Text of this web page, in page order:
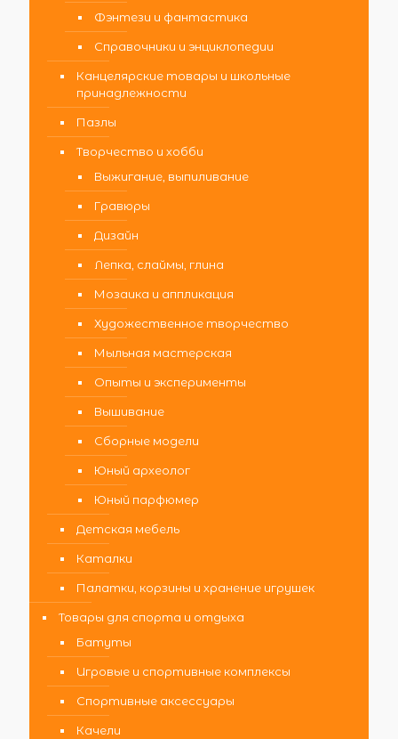
Фэнтези и фантастика
Справочники и энциклопедии
Канцелярские товары и школьные
принадлежности
Пазлы
Творчество и хобби
Выжигание, выпиливание
Гравюры
Дизайн
Лепка, слаймы, глина
Мозаика и аппликация
Художественное творчество
Мыльная мастерская
Опыты и эксперименты
Вышивание
Сборные модели
Юный археолог
Юный парфюмер
Детская мебель
Каталки
Палатки, корзины и хранение игрушек
Товары для спорта и отдыха
Батуты
Игровые и спортивные комплексы
Спортивные аксессуары
Качели